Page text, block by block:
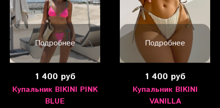
Подробнее
1 400 руб
Купальник BIKINI PINK
BLUE
Подробнее
1 400 руб
Купальник BIKINI
VANILLA